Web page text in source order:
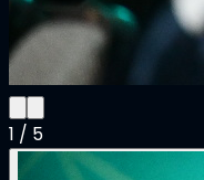
1 / 5